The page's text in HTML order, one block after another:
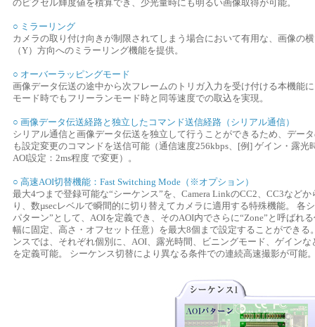
のピクセル輝度値を積算でき、少光量時にも明るい画像取得が可能。
○ ミラーリング
カメラの取り付け向きが制限されてしまう場合において有用な、画像の
（Y）方向へのミラーリング機能を提供。
○ オーバーラッピングモード
画像データ伝送の途中から次フレームのトリガ入力を受け付ける本機能
モード時でもフリーランモード時と同等速度での取込を実現。
○ 画像データ伝送経路と独立したコマンド送信経路（シリアル通信）
シリアル通信と画像データ伝送を独立して行うことができるため、デー
も設定変更のコマンドを送信可能（通信速度256kbps、[例] ゲイン・露光
AOI設定：2ms程度 で変更）。
○ 高速AOI切替機能：Fast Switching Mode（※オプション）
最大4つまで登録可能な“シーケンス”を、Camera LinkのCC2、CC3など
り、数µsecレベルで瞬間的に切り替えてカメラに適用する特殊機能。 各
パターン”として、AOIを定義でき、そのAOI内でさらに“Zone”と呼ばれ
幅に固定、高さ・オフセット任意）を最大8個まで設定することができる
ンスでは、それぞれ個別に、AOI、露光時間、ビニングモード、ゲインな
を定義可能。 シーケンス切替により異なる条件での連続高速撮影が可能